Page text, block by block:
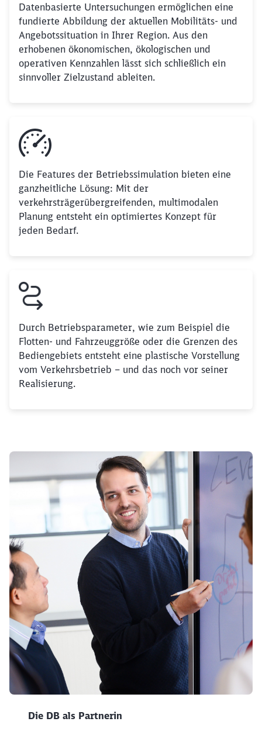
Datenbasierte Untersuchungen ermöglichen eine
fundierte Abbildung der aktuellen Mobilitäts- und
Angebotssituation in Ihrer Region. Aus den
erhobenen ökonomischen, ökologischen und
operativen Kennzahlen lässt sich schließlich ein
sinnvoller Zielzustand ableiten.
Die Features der Betriebssimulation bieten eine
ganzheitliche Lösung: Mit der
verkehrsträgerübergreifenden, multimodalen
Planung entsteht ein optimiertes Konzept für
jeden Bedarf.
Durch Betriebsparameter, wie zum Beispiel die
Flotten- und Fahrzeuggröße oder die Grenzen des
Bediengebiets entsteht eine plastische Vorstellung
vom Verkehrsbetrieb – und das noch vor seiner
Realisierung.
50 DB als Partnerin
Die DB als Partnerin